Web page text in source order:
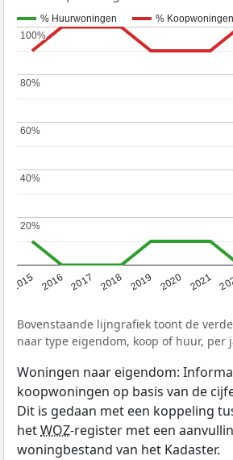
% Huurwoningen % Koopwoningen
2015 2016 2017 2018 2019 2020 2021
20%
20%
40%
40%
60%
60%
80%
80%
100%
100%
Bovenstaande lijngrafiek toont de
naar type eigendom, koop of huur, per
Woningen naar eigendom:
koopwoningen op basis van de
Dit is gedaan met een koppeling
hetWOZ-register met een
woningbestand van het Kadaster.